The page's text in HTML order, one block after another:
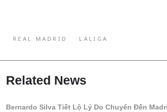
REAL MADRID LALIGA
Related News
Bernardo Silva Tiết Lộ Lý Do Chuyển Đến